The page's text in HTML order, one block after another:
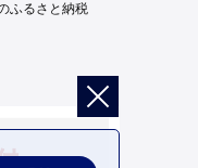
ふるさと納税